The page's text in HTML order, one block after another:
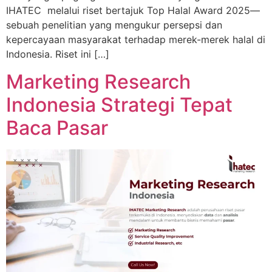
IHATEC melalui riset bertajuk Top Halal Award 2025—
sebuah penelitian yang mengukur persepsi dan
kepercayaan masyarakat terhadap merek-merek halal di
Indonesia. Riset ini […]
Marketing Research
Indonesia Strategi Tepat
Baca Pasar